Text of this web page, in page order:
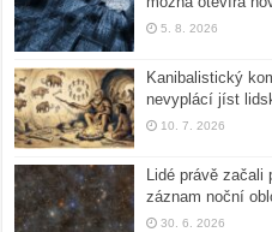
5. 8. 2026
Kanibalistický
nevyplácí jíst
10. 7. 2026
Lidé právě začali
záznam noční
30. 6. 2026